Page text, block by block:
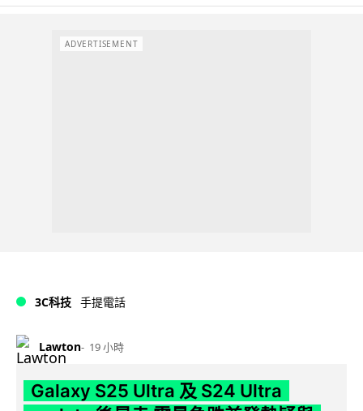
ADVERTISEMENT
3C科技 手提電話
Lawton 19 小時
Galaxy S25 Ultra 及 S24 Ultra